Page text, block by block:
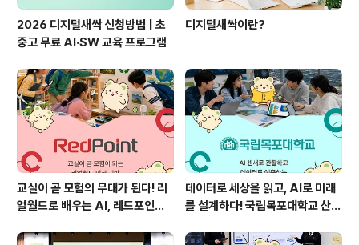
2026 디지털새싹 신청방법 | 초
중고 무료 AI·SW 교육 프로그램
디지털새싹이란?
교실이 곧 모험의 무대가 된다! 리
얼월드로 배우는 AI, 레드포인트
데이터로 세상을 읽고, AI로 미래
를 설계하다! 국립목포대학교 산학